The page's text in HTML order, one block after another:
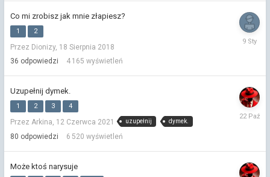
Co mi zrobisz jak mnie złapiesz?
1 2
Przez Dionizy, 18 Sierpnia 2018
36 odpowiedzi 4 165 wyświetleń
9
Uzupełnij dymek.
1 2 3 4
Przez Arkina, 12 Czerwca 2021 uzupełnij dymek.
80 odpowiedzi 6 520 wyświetleń
22
Może ktoś narysuje